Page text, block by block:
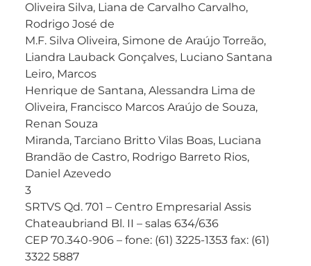
Oliveira Silva, Liana de Carvalho Carvalho,
Rodrigo José de
M.F. Silva Oliveira, Simone de Araújo Torreão,
Liandra Lauback Gonçalves, Luciano Santana
Leiro, Marcos
Henrique de Santana, Alessandra Lima de
Oliveira, Francisco Marcos Araújo de Souza,
Renan Souza
Miranda, Tarciano Britto Vilas Boas, Luciana
Brandão de Castro, Rodrigo Barreto Rios,
Daniel Azevedo
3
SRTVS Qd. 701 – Centro Empresarial Assis
Chateaubriand Bl. II – salas 634/636
CEP 70.340-906 – fone: (61) 3225-1353 fax: (61)
3322 5887